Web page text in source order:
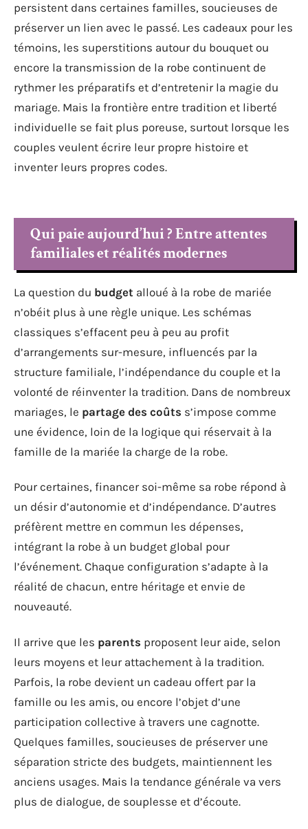
persistent dans certaines familles, soucieuses de
préserver un lien avec le passé. Les cadeaux pour les
témoins, les superstitions autour du bouquet ou
encore la transmission de la robe continuent de
rythmer les préparatifs et d’entretenir la magie du
mariage. Mais la frontière entre tradition et liberté
individuelle se fait plus poreuse, surtout lorsque les
couples veulent écrire leur propre histoire et
inventer leurs propres codes.
Qui paie aujourd’hui ? Entre attentes
familiales et réalités modernes
La question du budget alloué à la robe de mariée
n’obéit plus à une règle unique. Les schémas
classiques s’effacent peu à peu au profit
d’arrangements sur-mesure, influencés par la
structure familiale, l’indépendance du couple et la
volonté de réinventer la tradition. Dans de nombreux
mariages, le partage des coûts s’impose comme
une évidence, loin de la logique qui réservait à la
famille de la mariée la charge de la robe.
Pour certaines, financer soi-même sa robe répond à
un désir d’autonomie et d’indépendance. D’autres
préfèrent mettre en commun les dépenses,
intégrant la robe à un budget global pour
l’événement. Chaque configuration s’adapte à la
réalité de chacun, entre héritage et envie de
nouveauté.
Il arrive que les parents proposent leur aide, selon
leurs moyens et leur attachement à la tradition.
Parfois, la robe devient un cadeau offert par la
famille ou les amis, ou encore l’objet d’une
participation collective à travers une cagnotte.
Quelques familles, soucieuses de préserver une
séparation stricte des budgets, maintiennent les
anciens usages. Mais la tendance générale va vers
plus de dialogue, de souplesse et d’écoute.